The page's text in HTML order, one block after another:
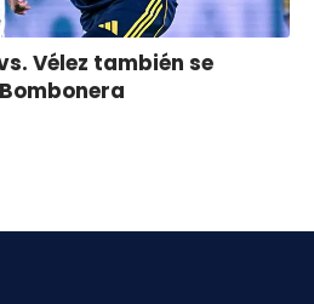
Vélez también se